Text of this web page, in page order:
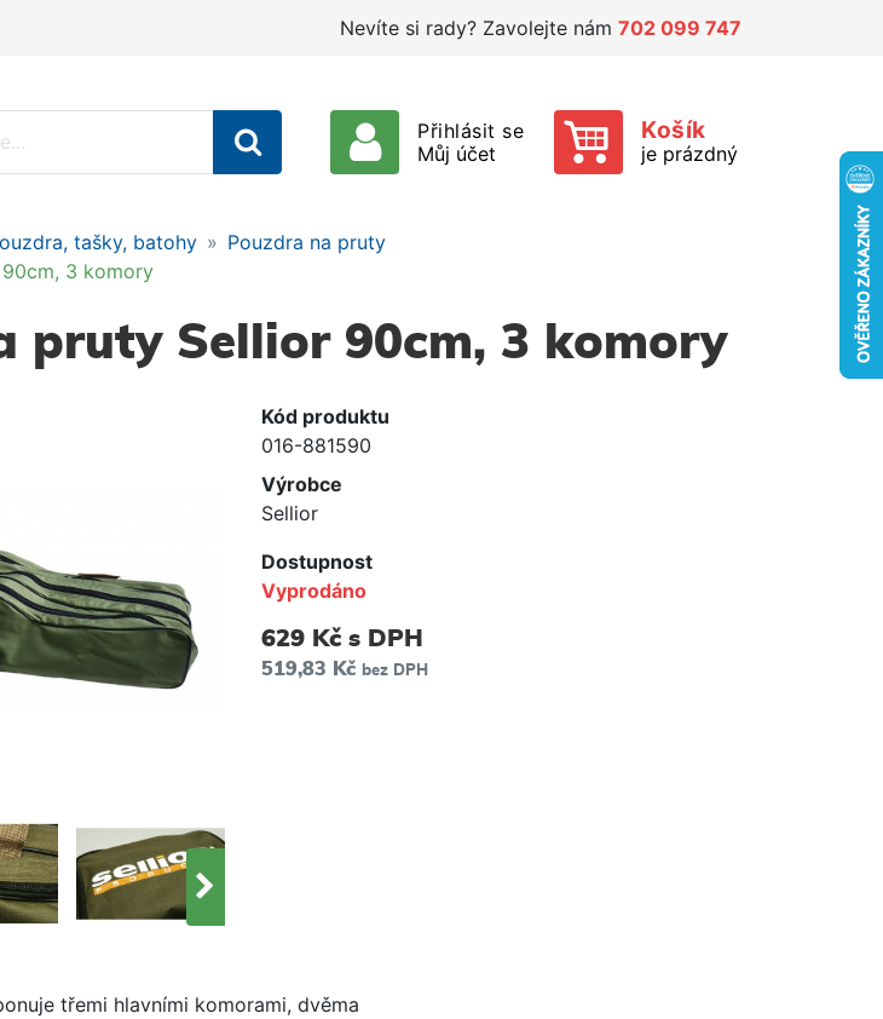
Nevíte si rady? Zavolejte nám 702 099 747
Přihlásit se
Můj účet
Košík
je prázdný
tašky, batohy
Pouzdra na pruty
3 komory
pruty Sellior 90cm, 3 komory
Kód produktu
016-881590
Výrobce
Sellior
Dostupnost
Vyprodáno
629 Kč s DPH
519,83 Kč bez DPH
třemi hlavními komorami, dvěma